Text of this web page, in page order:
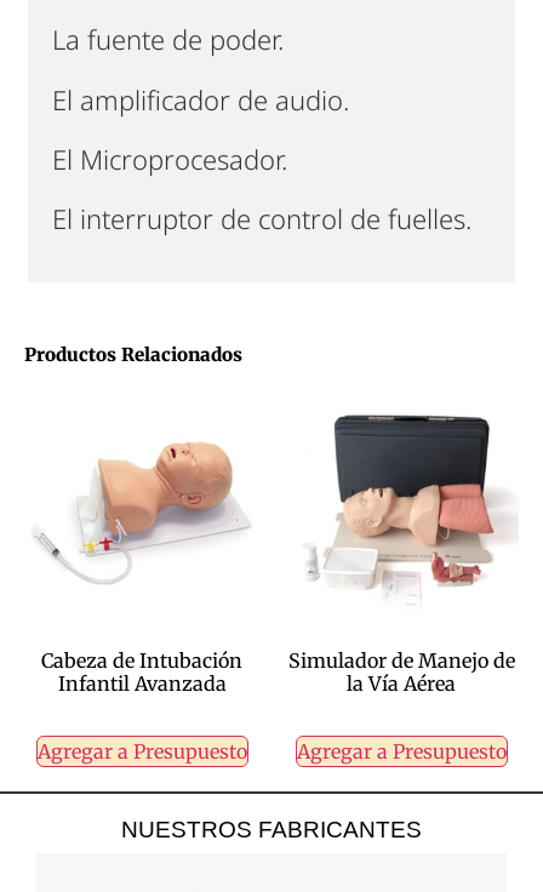
Productos Relacionados
Cabeza de Intubación
Infantil Avanzada
Agregar a Presupuesto
Simulador de Manejo de
la Vía Aérea
Agregar a Presupuesto
La fuente de poder.
El amplificador de audio.
El Microprocesador.
El interruptor de control de fuelles.
NUESTROS FABRICANTES